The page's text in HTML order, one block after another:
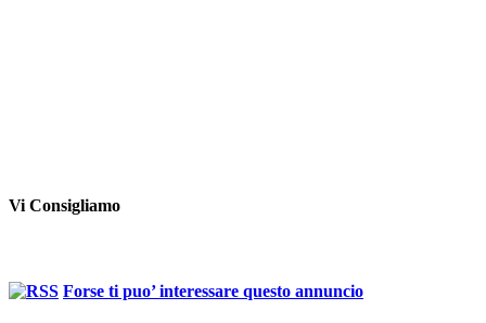
Vi Consigliamo
Forse ti puo’ interessare questo annuncio